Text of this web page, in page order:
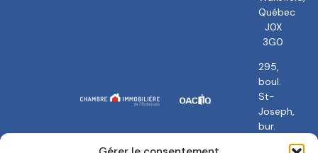
Québec
J0X
3G0
295,
boul.
St-
Joseph,
bur.